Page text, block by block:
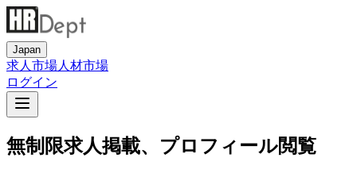
Japan
求人市場人材市場
ログイン
無制限求人掲載、プロフィール閲覧